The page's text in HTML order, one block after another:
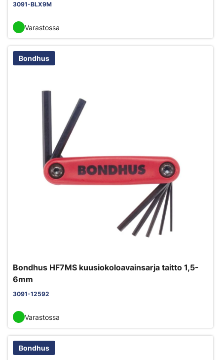
3091-BLX9M
Varastossa
Bondhus
Bondhus HF7MS kuusiokoloavainsarja taitto 1,5-
6mm
3091-12592
Varastossa
Bondhus